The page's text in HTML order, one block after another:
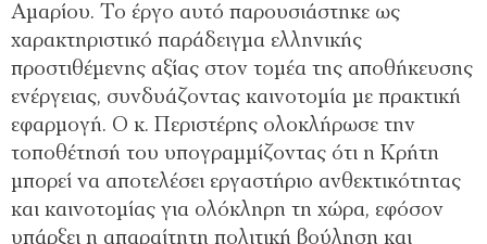
Αμαρίου. Το έργο αυτό παρουσιάστηκε ως
χαρακτηριστικό παράδειγμα ελληνικής
προστιθέμενης αξίας στον τομέα της αποθήκευσης
ενέργειας, συνδυάζοντας καινοτομία με πρακτική
εφαρμογή. Ο κ. Περιστέρης ολοκλήρωσε την
τοποθέτησή του υπογραμμίζοντας ότι η Κρήτη
μπορεί να αποτελέσει εργαστήριο ανθεκτικότητας
και καινοτομίας για ολόκληρη τη χώρα, εφόσον
υπάρξει η απαραίτητη πολιτική βούληση και